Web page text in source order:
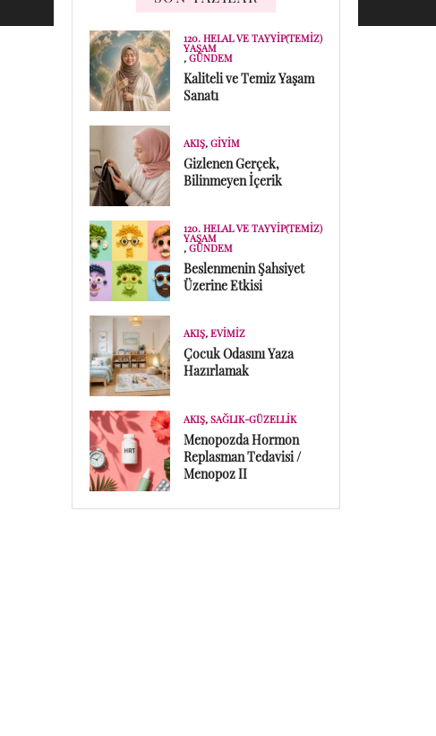
120. HELAL VE TAYYIP(TEMIZ)
YAŞAM
, GÜNDEM
Kaliteli ve Temiz Yaşam
Sanatı
AKIŞ, GIYIM
Gizlenen Gerçek,
Bilinmeyen İçerik
120. HELAL VE TAYYIP(TEMIZ)
YAŞAM
, GÜNDEM
Beslenmenin Şahsiyet
Üzerine Etkisi
AKIŞ, EVIMIZ
Çocuk Odasını Yaza
Hazırlamak
AKIŞ, SAĞLIK-GÜZELLIK
Menopozda Hormon
Replasman Tedavisi /
Menopoz II